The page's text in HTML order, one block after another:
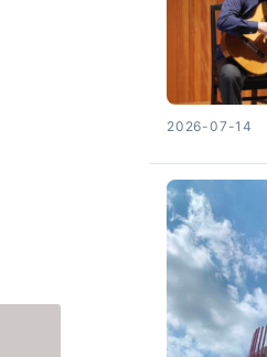
2026-07-14